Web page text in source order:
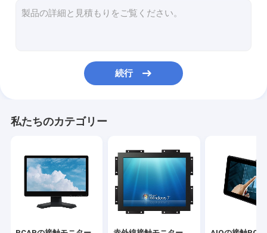
続行
私たちのカテゴリー